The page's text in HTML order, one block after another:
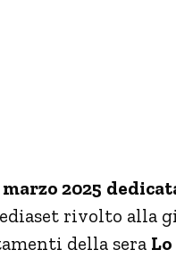
2025
rivolto alla
della sera